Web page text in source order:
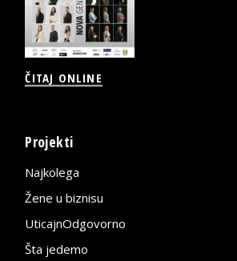
ČITAJ ONLINE
Projekti
Najkolega
Žene u biznisu
UticajnOdgovorno
Šta jedemo